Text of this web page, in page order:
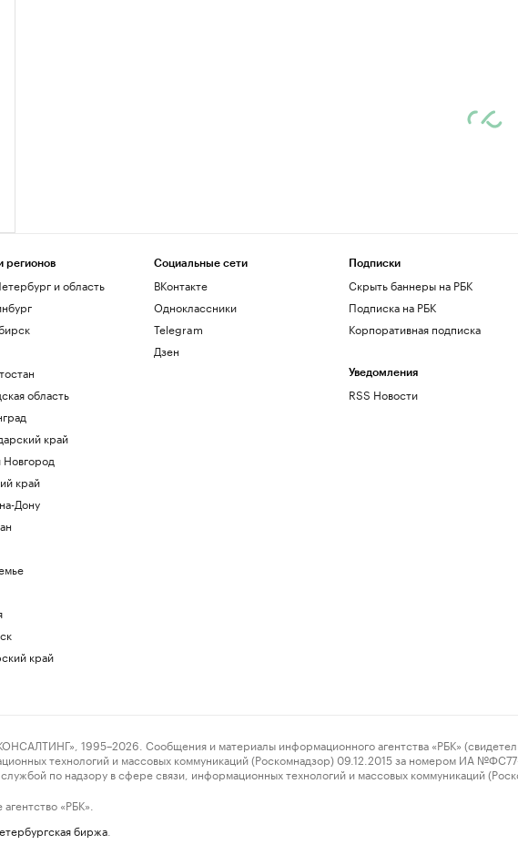
регионов
и область
область
край
край
Дону
край
Социальные сети
ВКонтакте
Одноклассники
Telegram
Дзен
Подписки
Скрыть баннеры на РБК
Подписка на РБК
Корпоративная подписка
Уведомления
RSS Новости
1995–2026. Сообщения и материалы информационного агентства «РБК»
технологий и массовых коммуникаций (Роскомнадзор) 09.12.2015 за номером ИА
по надзору в сфере связи, информационных технологий и массовых коммуникаций
«РБК».
биржа